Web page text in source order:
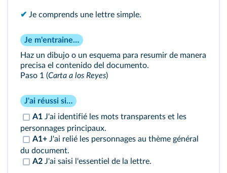
✔ Je comprends une lettre simple.
Je m'entraine…
Haz un dibujo o un esquema para resumir de manera
precisa el contenido del documento.
Paso 1 (Carta a los Reyes)
J'ai réussi si…
A1 J'ai identifié les mots transparents et les
personnages principaux.
A1+ J'ai relié les personnages au thème général
du document.
A2 J'ai saisi l'essentiel de la lettre.